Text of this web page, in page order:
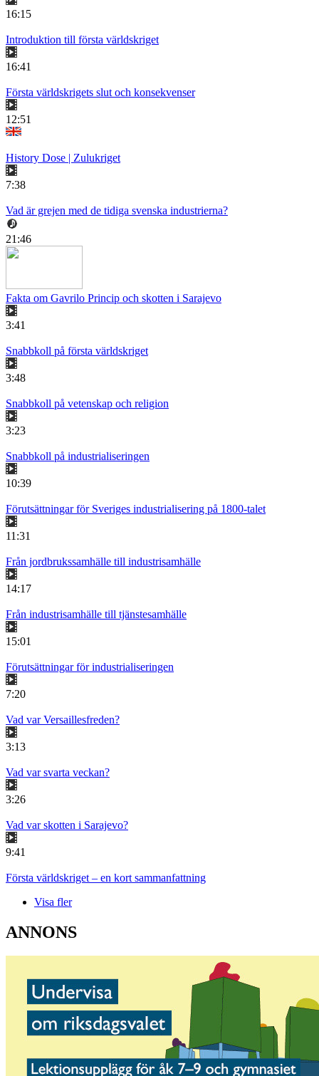
16:15
Introduktion till första världskriget
16:41
Första världskrigets slut och konsekvenser
12:51
History Dose | Zulukriget
7:38
Vad är grejen med de tidiga svenska industrierna?
21:46
Fakta om Gavrilo Princip och skotten i Sarajevo
3:41
Snabbkoll på första världskriget
3:48
Snabbkoll på vetenskap och religion
3:23
Snabbkoll på industrialiseringen
10:39
Förutsättningar för Sveriges industrialisering på 1800-talet
11:31
Från jordbrukssamhälle till industrisamhälle
14:17
Från industrisamhälle till tjänstesamhälle
15:01
Förutsättningar för industrialiseringen
7:20
Vad var Versaillesfreden?
3:13
Vad var svarta veckan?
3:26
Vad var skotten i Sarajevo?
9:41
Första världskriget – en kort sammanfattning
Visa fler
ANNONS